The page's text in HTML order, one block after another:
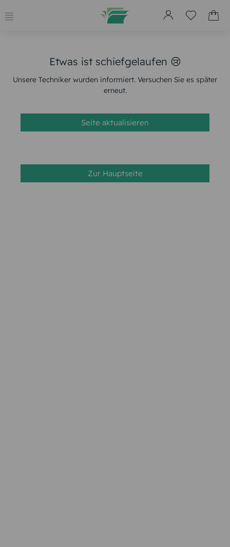
Etwas ist schiefgelaufen 😢
Unsere Techniker wurden informiert. Versuchen Sie es später
erneut.
Seite aktualisieren
Zur Hauptseite